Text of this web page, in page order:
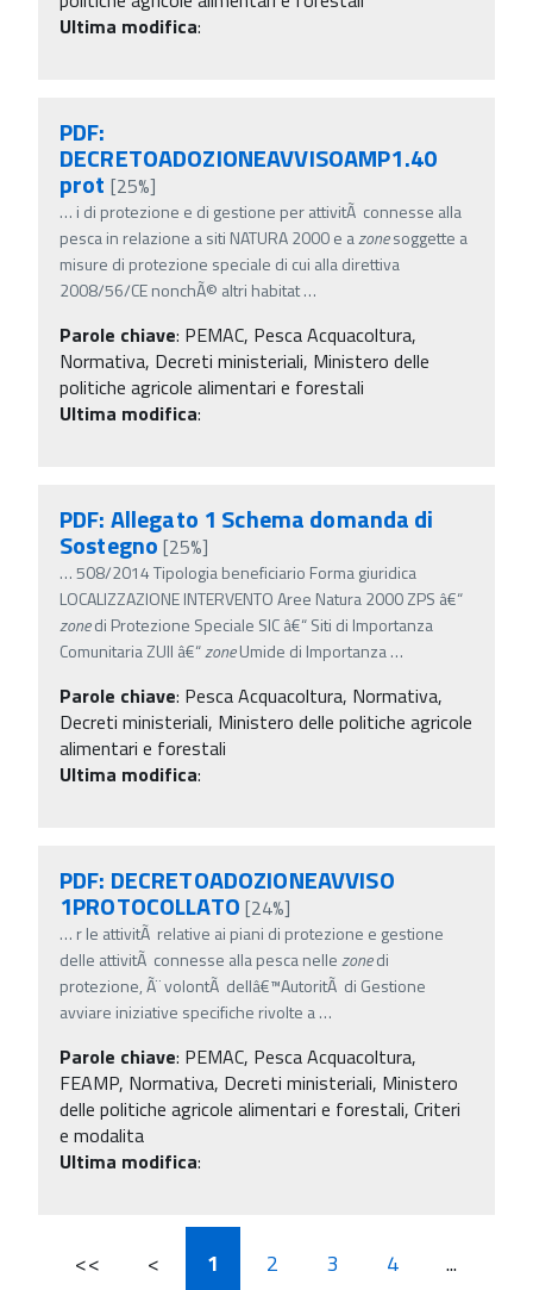
Ultima modifica:
PDF:
DECRETOADOZIONEAVVISOAMP1.40
prot [25%]
… i di protezione e di gestione per attivitÃ connesse alla
pesca in relazione a siti NATURA 2000 e azonesoggette a
misure di protezione speciale di cui alla direttiva
2008/56/CE nonchÃ© altri habitat…
Parole chiave: PEMAC, Pesca Acquacoltura,
Normativa, Decreti ministeriali, Ministero delle
politiche agricole alimentari e forestali
Ultima modifica:
PDF: Allegato 1 Schema domanda di
Sostegno[25%]
…508/2014 Tipologia beneficiario Forma giuridica
LOCALIZZAZIONE INTERVENTO Aree Natura 2000 ZPS â€“
zonedi Protezione Speciale SIC â€“ Siti di Importanza
Comunitaria ZUII â€“zoneUmide di Importanza…
Parole chiave: Pesca Acquacoltura, Normativa,
Decreti ministeriali, Ministero delle politiche agricole
alimentari e forestali
Ultima modifica:
PDF: DECRETOADOZIONEAVVISO
1PROTOCOLLATO [24%]
… r le attivitÃ relative ai piani di protezione e gestione
delle attivitÃ connesse alla pesca nellezonedi
protezione, Ã¨ volontÃ dellâ€™AutoritÃ di Gestione
avviare iniziative specifiche rivolte a…
Parole chiave: PEMAC, Pesca Acquacoltura,
FEAMP, Normativa, Decreti ministeriali, Ministero
delle politiche agricole alimentari e forestali, Criteri
e modalita
Ultima modifica:
<< < 1 2 3 4 ...